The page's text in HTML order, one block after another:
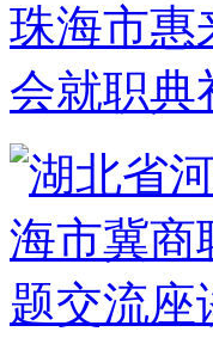
珠海市惠
会就职典